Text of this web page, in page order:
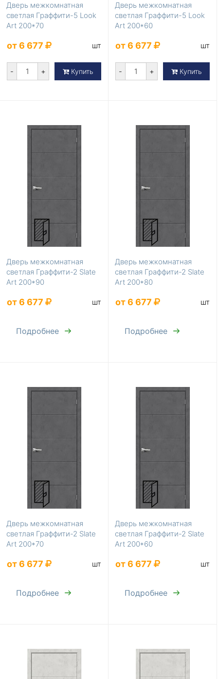
Дверь межкомнатная
светлая Граффити-5 Look
Art 200*70
от 6 677 шт
- + Купить
Дверь межкомнатная
светлая Граффити-5 Look
Art 200*60
от 6 677 шт
- + Купить
Дверь межкомнатная
светлая Граффити-2 Slate
Art 200*90
от 6 677 шт
Подробнее
Дверь межкомнатная
светлая Граффити-2 Slate
Art 200*80
от 6 677 шт
Подробнее
Дверь межкомнатная
светлая Граффити-2 Slate
Art 200*70
от 6 677 шт
Подробнее
Дверь межкомнатная
светлая Граффити-2 Slate
Art 200*60
от 6 677 шт
Подробнее